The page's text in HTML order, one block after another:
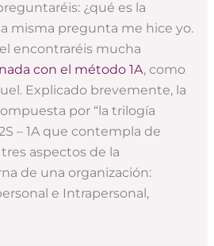
¿qué es la
misma pregunta me hice yo.
encontraréis mucha
con el método 1A, como
Explicado brevemente, la
por “la trilogía
– 1A que contempla de
aspectos de la
de una organización:
e Intrapersonal,